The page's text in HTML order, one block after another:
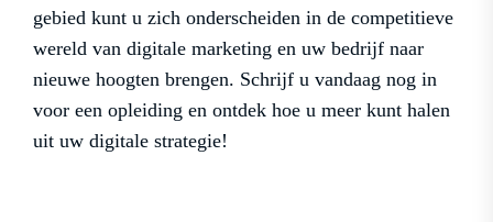
gebied kunt u zich onderscheiden in de competitieve
wereld van digitale marketing en uw bedrijf naar
nieuwe hoogten brengen. Schrijf u vandaag nog in
voor een opleiding en ontdek hoe u meer kunt halen
uit uw digitale strategie!